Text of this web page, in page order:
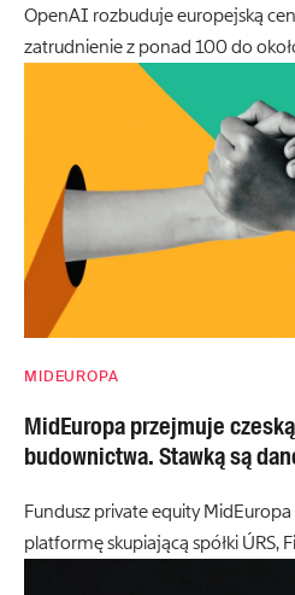
OpenAI rozbuduje europejską
zatrudnienie z ponad 100 do
MIDEUROPA
MidEuropa przejmuje
budownictwa. Stawką są
Fundusz private equity
platformę skupiającą spółki ÚRS,